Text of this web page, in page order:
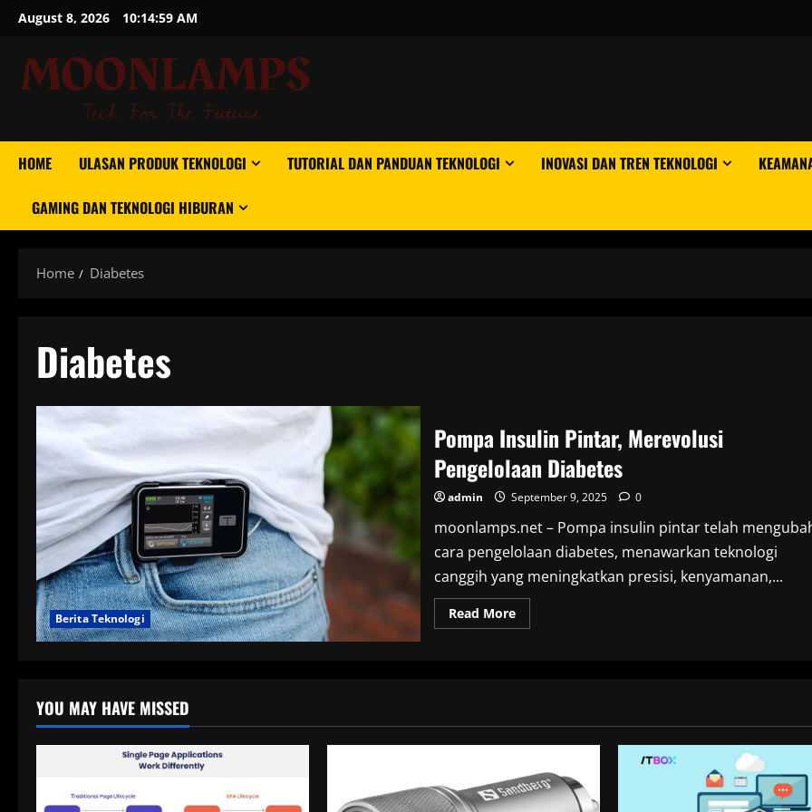
Skip
content
August 8, 2026 10:14:59 AM
HOME ULASAN PRODUK TEKNOLOGI TUTORIAL DAN PANDUAN TEKNOLOGI INOVASI DAN TREN TEKNOLOGI
GAMING DAN TEKNOLOGI HIBURAN
Home Diabetes
Diabetes
Berita Teknologi
Pompa Insulin Pintar, Merevolusi
Pengelolaan Diabetes
admin September 9, 2025 0
moonlamps.net – Pompa insulin pintar telah
cara pengelolaan diabetes, menawarkan teknologi
canggih yang meningkatkan presisi, kenyamanan,...
Read MoreRead
more
YOU MAY HAVE MISSED